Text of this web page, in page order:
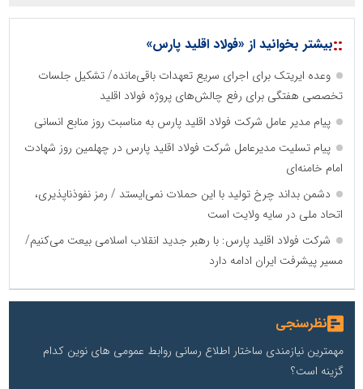
::بیشتر بخوانید از «فولاد اقلید پارس»
وعده ایریتک برای اجرای سریع تعهدات باقی‌مانده/ تشکیل جلسات
تخصصی هفتگی برای رفع چالش‌های پروژه فولاد اقلید
پیام مدیر عامل شرکت فولاد اقلید پارس به مناسبت روز منابع انسانی
پیام تسلیت مدیرعامل شرکت فولاد اقلید پارس در چهلمین روز شهادت
امام خامنه‌ای
دشمن بداند چرخ تولید با این حملات نمی‌ایستد / رمز نفوذناپذیری،
اتحاد ملی در سایه ولایت است
شرکت فولاد اقلید پارس: با رهبر جدید انقلاب اسلامی بیعت می‌کنیم/
مسیر پیشرفت ایران ادامه دارد
نظرسنجی
مهمترین نیازمندی ساختار اطلاع رسانی روابط عمومی های نوین کدام
گزینه است؟